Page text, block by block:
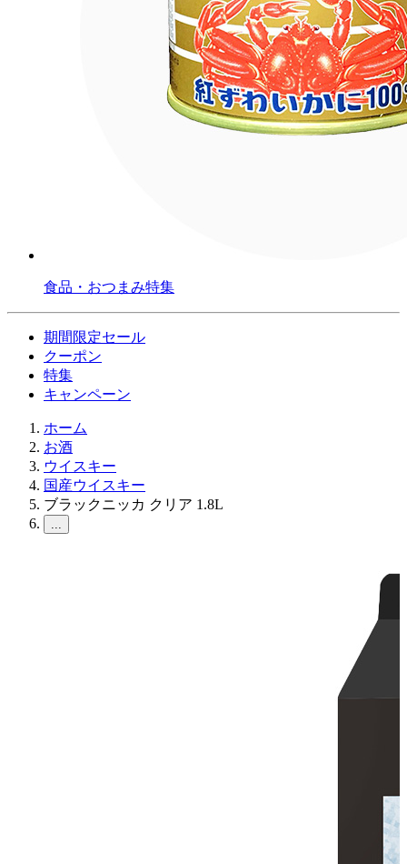
食品・おつまみ特集
期間限定セール
クーポン
特集
キャンペーン
ホーム
お酒
ウイスキー
国産ウイスキー
ブラックニッカ クリア 1.8L
...